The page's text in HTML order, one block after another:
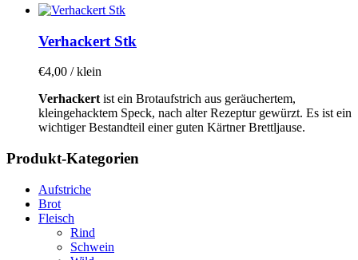
Verhackert Stk
€4,00 / klein
Verhackertist ein Brotaufstrich aus geräuchertem,
kleingehacktem Speck, nach alter Rezeptur gewürzt. Es ist ein
wichtiger Bestandteil einer guten Kärtner Brettljause.
Produkt-Kategorien
Aufstriche
Brot
Fleisch
Rind
Schwein